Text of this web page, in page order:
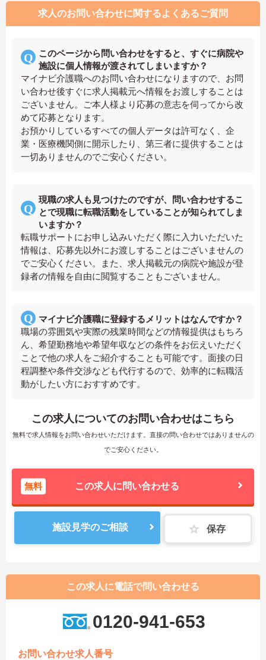
求人のお問い合わせに関するよくあるご質問
このページから問い合わせをすると、すぐに病院や
施設に個人情報が渡されてしまいますか？
マイナビ介護職へのお問い合わせになりますので、お問
い合わせ後すぐに求人掲載元へ情報をお渡しすることは
ございません。ご本人様より応募の意志を伺ってから改
めて応募となります。
お預かりしているすべての個人データは許可なく、企
業・医療機関側に開示したり、第三者に提供することは
一切ありませんのでご安心ください。
現職の求人も見つけたのですが、問い合わせするこ
とで現職に転職活動をしていることが知られてしま
いますか？
転職サポートにお申し込みいただく際に入力いただいた
情報は、応募先以外にお渡しすることはございませんの
でご安心ください。また、求人掲載元の病院や施設が登
録者の情報を自由に閲覧することもございません。
マイナビ介護職に登録するメリットはなんですか？
職場の雰囲気や実際の残業時間などの情報提供はもちろ
ん、希望勤務地や希望年収などの条件をお伝えいただく
ことで他の求人をご紹介することも可能です。面接の日
程調整や条件交渉なども代行するので、効率的に転職活
動がしたい方におすすめです。
この求人についてのお問い合わせはこちら
無料で求人情報をお問い合わせいただけます。直接の問い合わせではありませんの
でご安心ください。
無料 この求人に問い合わせる
施設見学のご相談 保存
この求人に電話で問い合わせる
0120-941-653
お問い合わせ求人番号